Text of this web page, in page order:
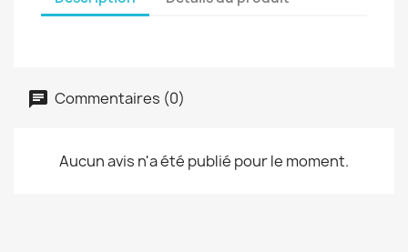
Commentaires (0)
Aucun avis n'a été publié pour le moment.